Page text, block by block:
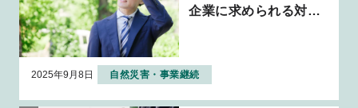
企業に求められる対応
2025年9月8日 自然災害・事業継続